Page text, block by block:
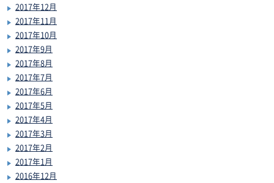
2017年12月
2017年11月
2017年10月
2017年9月
2017年8月
2017年7月
2017年6月
2017年5月
2017年4月
2017年3月
2017年2月
2017年1月
2016年12月